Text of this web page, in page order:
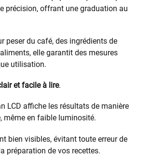
précision, offrant une graduation au
peser du café, des ingrédients de
elle garantit des mesures
utilisation.
et facile à lire.
LCD affiche les résultats de manière
même en faible luminosité.
bien visibles, évitant toute erreur de
préparation de vos recettes.